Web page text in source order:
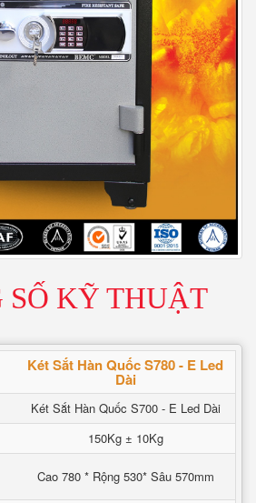
SỐ KỸ THUẬT
Két Sắt Hàn Quốc S780 - E Led
Dài
Két Sắt Hàn Quốc S700 - E Led Dài
150Kg ± 10Kg
Cao 780 * Rộng 530* Sâu 570mm